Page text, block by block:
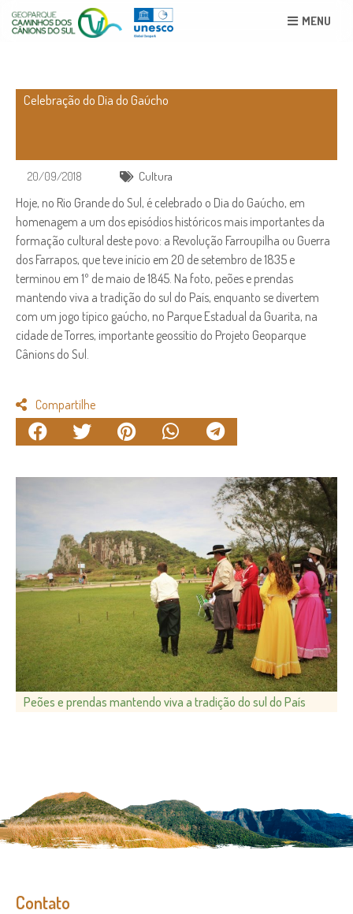
MENU
Celebração do Dia do Gaúcho
20/09/2018 Cultura
Hoje, no Rio Grande do Sul, é celebrado o Dia do Gaúcho, em
homenagem a um dos episódios históricos mais importantes da
formação cultural deste povo: a Revolução Farroupilha ou Guerra
dos Farrapos, que teve início em 20 de setembro de 1835 e
terminou em 1º de maio de 1845. Na foto, peões e prendas
mantendo viva a tradição do sul do País, enquanto se divertem
com um jogo típico gaúcho, no Parque Estadual da Guarita, na
cidade de Torres, importante geossítio do Projeto Geoparque
Cânions do Sul.
Compartilhe
Peões e prendas mantendo viva a tradição do sul do País
Contato